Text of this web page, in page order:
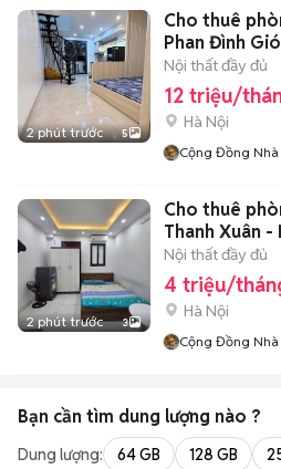
2 phút trước 5
Cho thuê
Phan Đình
Nội thất đầy đủ
12 triệu/
Hà Nội
Cộng Đồng
2 phút trước 3
Cho thuê
Thanh Xuân
Nội thất đầy đủ
4 triệu/
Hà Nội
Cộng Đồng
Bạn cần tìm dung lượng nào ?
Dung lượng: 64 GB 128 GB